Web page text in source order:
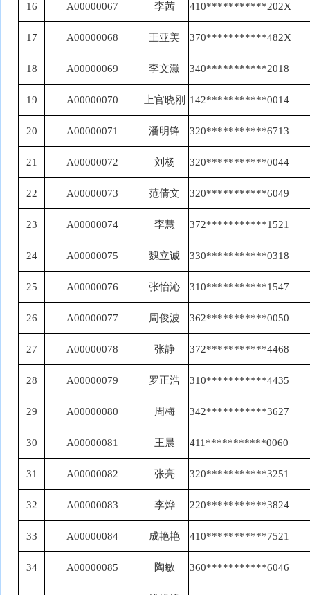
16 A00000067 李茜 410***********202X
17 A00000068 王亚美 370***********482X
18 A00000069 李文灏 340***********2018
19 A00000070 上官晓刚 142***********0014
20 A00000071 潘明锋 320***********6713
21 A00000072 刘杨 320***********0044
22 A00000073 范倩文 320***********6049
23 A00000074 李慧 372***********1521
24 A00000075 魏立诚 330***********0318
25 A00000076 张怡沁 310***********1547
26 A00000077 周俊波 362***********0050
27 A00000078 张静 372***********4468
28 A00000079 罗正浩 310***********4435
29 A00000080 周梅 342***********3627
30 A00000081 王晨 411***********0060
31 A00000082 张亮 320***********3251
32 A00000083 李烨 220***********3824
33 A00000084 成艳艳 410***********7521
34 A00000085 陶敏 360***********6046